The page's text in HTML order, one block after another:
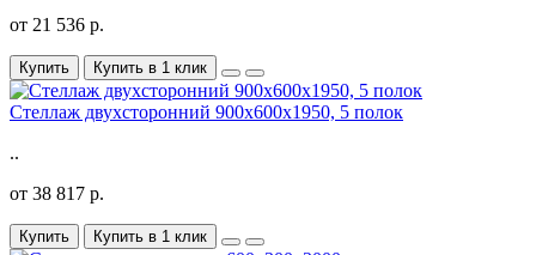
от 21 536 р.
Купить Купить в 1 клик
Стеллаж двухсторонний 900х600х1950, 5 полок
..
от 38 817 р.
Купить Купить в 1 клик